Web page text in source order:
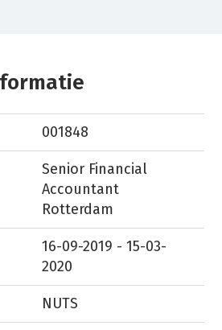
001848
Senior Financial
Accountant
Rotterdam
16-09-2019 - 15-03-
2020
NUTS